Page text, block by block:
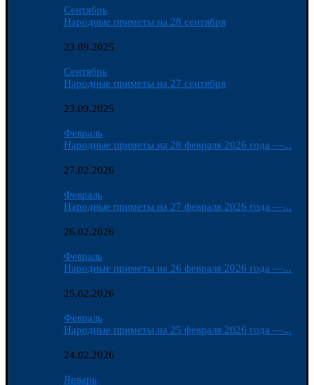
Сентябрь
Народные приметы на 28 сентября
23.09.2025
Сентябрь
Народные приметы на 27 сентября
23.09.2025
Февраль
Народные приметы на 28 февраля 2026 года —...
27.02.2026
Февраль
Народные приметы на 27 февраля 2026 года —...
26.02.2026
Февраль
Народные приметы на 26 февраля 2026 года —...
25.02.2026
Февраль
Народные приметы на 25 февраля 2026 года —...
24.02.2026
Январь